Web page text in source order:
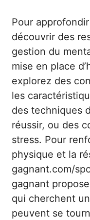
Pour
découvrir des
gestion du
mise en place
explorez des
les
des techniques
réussir, ou des
stress. Pour
physique et la
gagnant.com/
gagnant
qui cherchent
peuvent se